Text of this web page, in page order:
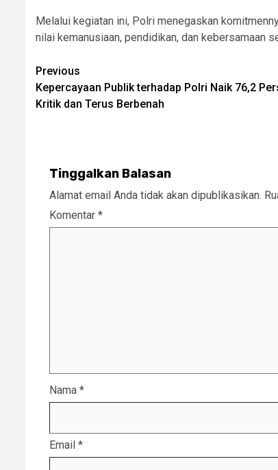
Melalui kegiatan ini, Polri menegaskan
nilai kemanusiaan, pendidikan, dan kebersamaan
Post
navigation
Previous
Kepercayaan Publik terhadap Polri Naik 76,2
Kritik dan Terus Berbenah
Tinggalkan Balasan
Alamat email Anda tidak akan dipublikasikan.
Komentar *
Nama *
Email *